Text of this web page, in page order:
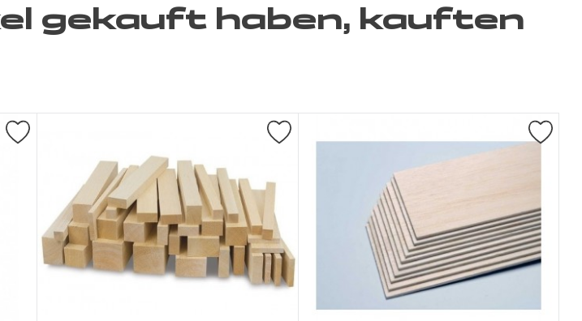
gekauft haben, kauften